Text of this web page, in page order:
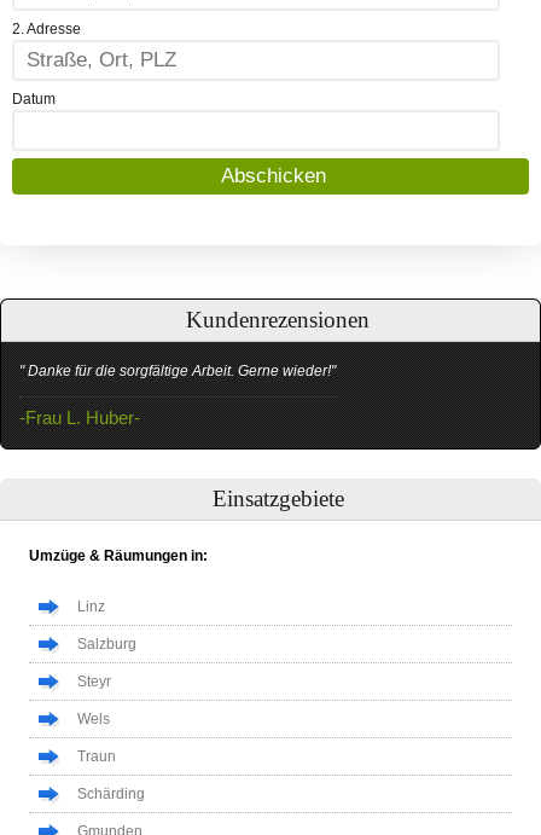
2. Adresse
Datum
Kundenrezensionen
" Danke für die sorgfältige Arbeit. Gerne wieder!"
-Frau L. Huber-
Einsatzgebiete
Umzüge & Räumungen in:
Linz
Salzburg
Steyr
Wels
Traun
Schärding
Gmunden